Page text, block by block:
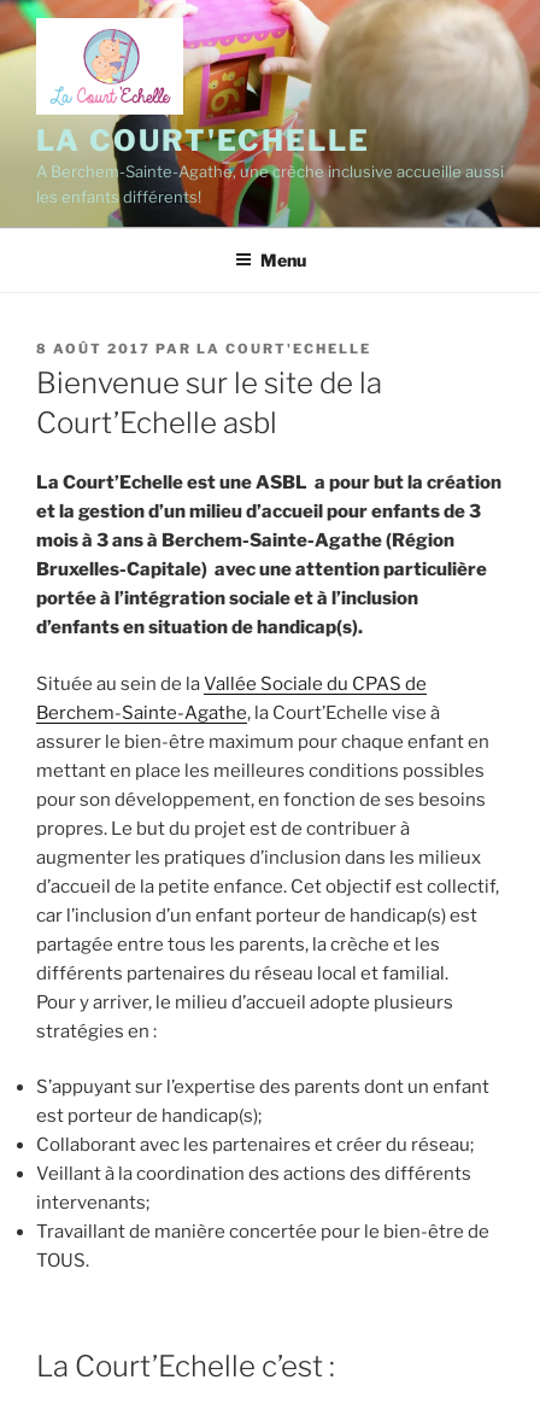
Aller
au
principal
LA COURT'ECHELLE
A Berchem-Sainte-Agathe, une crèche inclusive accueille aussi
les enfants différents!
Menu
PUBLIÉ
LE
8 AOÛT 2017 PAR LA COURT'ECHELLE
Bienvenue sur le site de la
Court’Echelle asbl
La Court’Echelle est une ASBL a pour but la création
et la gestion d’un milieu d’accueil pour enfants de 3
mois à 3 ans à Berchem-Sainte-Agathe (Région
Bruxelles-Capitale) avec une attention particulière
portée à l’intégration sociale et à l’inclusion
d’enfants en situation de handicap(s).
Située au sein de laVallée Sociale du CPAS de
Berchem-Sainte-Agathe, la Court’Echelle vise à
assurer le bien-être maximum pour chaque enfant en
mettant en place les meilleures conditions possibles
pour son développement, en fonction de ses besoins
propres. Le but du projet est de contribuer à
augmenter les pratiques d’inclusion dans les milieux
d’accueil de la petite enfance. Cet objectif est collectif,
car l’inclusion d’un enfant porteur de handicap(s) est
partagée entre tous les parents, la crèche et les
différents partenaires du réseau local et familial.
Pour y arriver, le milieu d’accueil adopte plusieurs
stratégies en :
S’appuyant sur l’expertise des parents dont un enfant
est porteur de handicap(s);
Collaborant avec les partenaires et créer du réseau;
Veillant à la coordination des actions des différents
intervenants;
Travaillant de manière concertée pour le bien-être de
TOUS.
La Court’Echelle c’est :